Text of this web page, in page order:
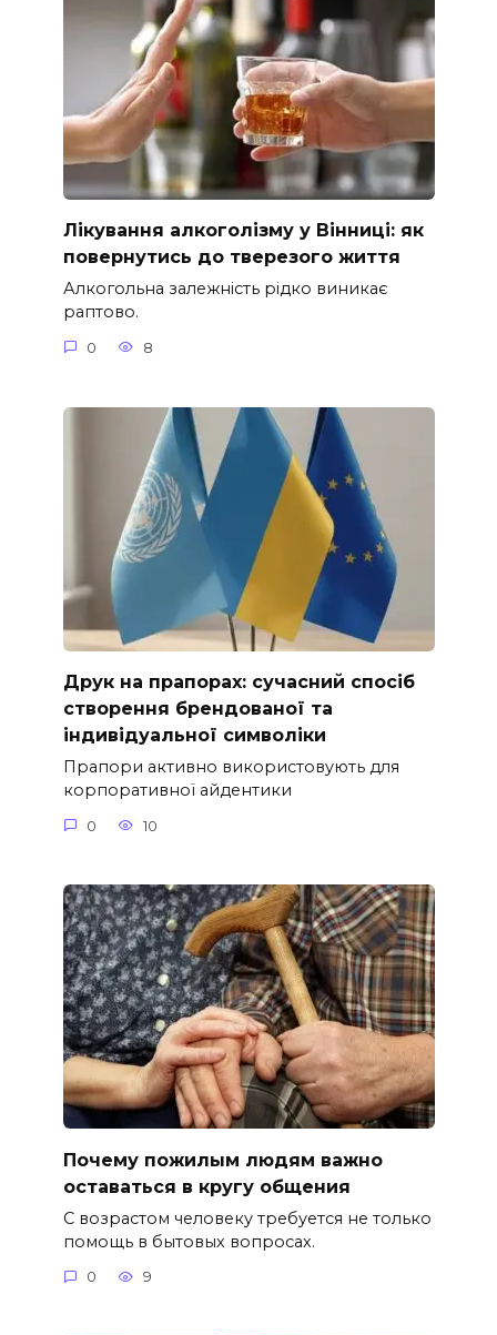
Лікування алкоголізму у Вінниці: як
повернутись до тверезого життя
Алкогольна залежність рідко виникає
раптово.
0 8
Друк на прапорах: сучасний спосіб
створення брендованої та
індивідуальної символіки
Прапори активно використовують для
корпоративної айдентики
0 10
Почему пожилым людям важно
оставаться в кругу общения
С возрастом человеку требуется не только
помощь в бытовых вопросах.
0 9